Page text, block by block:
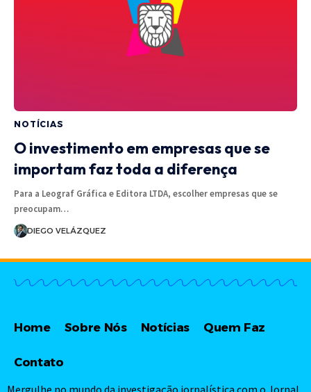
NOTÍCIAS
O investimento em empresas que se
importam faz toda a diferença
Para a Leograf Gráfica e Editora LTDA, escolher empresas que se
preocupam…
DIEGO VELÁZQUEZ
Home Sobre Nós Notícias Quem Faz
Contato
Mergulhe no mundo da investigação jornalística com o Jornal